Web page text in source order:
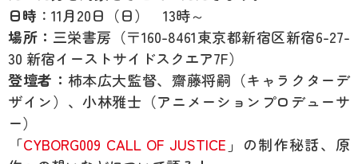
日時 ：11月20日（日） 13時～
場所： 三栄書房（〒160-8461東京都新宿区新宿6-27-
30 新宿イーストサイドスクエア7F）
登壇者： 柿本広大監督、齋藤将嗣（キャラクターデ
ザイン）、小林雅士（アニメーションプロデューサ
ー）
「CYBORG009 CALL OF JUSTICE 」の制作秘話、原